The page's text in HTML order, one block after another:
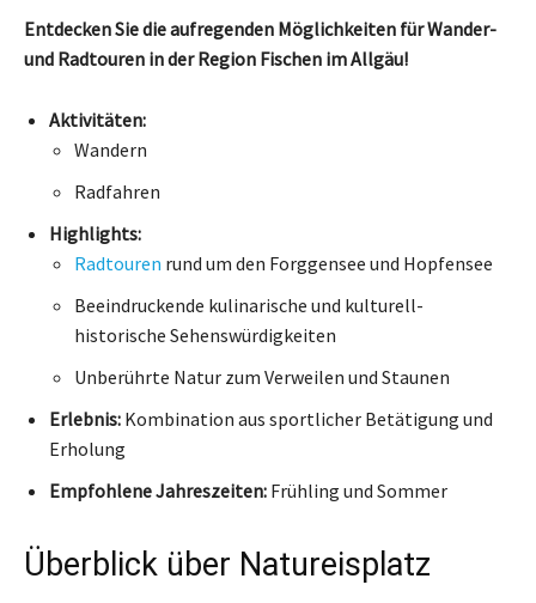
Entdecken Sie die aufregenden Möglichkeiten für Wander-
und Radtouren in der Region Fischen im Allgäu!
Aktivitäten:
Wandern
Radfahren
Highlights:
Radtouren rund um den Forggensee und Hopfensee
Beeindruckende kulinarische und kulturell-
historische Sehenswürdigkeiten
Unberührte Natur zum Verweilen und Staunen
Erlebnis: Kombination aus sportlicher Betätigung und
Erholung
Empfohlene Jahreszeiten: Frühling und Sommer
Überblick über Natureisplatz